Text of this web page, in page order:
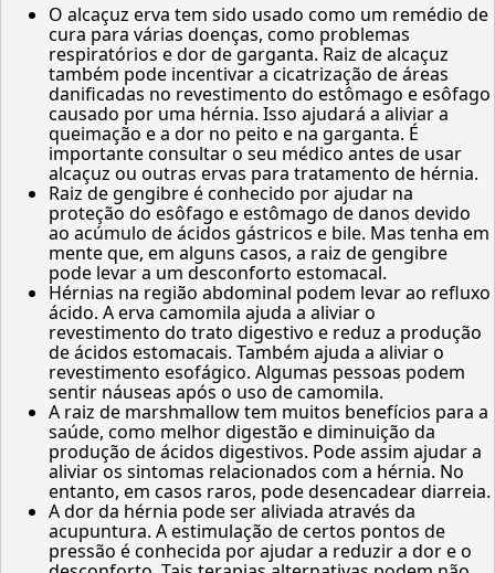
O alcaçuz erva tem sido usado como um remédio de
cura para várias doenças, como problemas
respiratórios e dor de garganta. Raiz de alcaçuz
também pode incentivar a cicatrização de áreas
danificadas no revestimento do estômago e esôfago
causado por uma hérnia. Isso ajudará a aliviar a
queimação e a dor no peito e na garganta. É
importante consultar o seu médico antes de usar
alcaçuz ou outras ervas para tratamento de hérnia.
Raiz de gengibre é conhecido por ajudar na
proteção do esôfago e estômago de danos devido
ao acúmulo de ácidos gástricos e bile. Mas tenha em
mente que, em alguns casos, a raiz de gengibre
pode levar a um desconforto estomacal.
Hérnias na região abdominal podem levar ao refluxo
ácido. A erva camomila ajuda a aliviar o
revestimento do trato digestivo e reduz a produção
de ácidos estomacais. Também ajuda a aliviar o
revestimento esofágico. Algumas pessoas podem
sentir náuseas após o uso de camomila.
A raiz de marshmallow tem muitos benefícios para a
saúde, como melhor digestão e diminuição da
produção de ácidos digestivos. Pode assim ajudar a
aliviar os sintomas relacionados com a hérnia. No
entanto, em casos raros, pode desencadear diarreia.
A dor da hérnia pode ser aliviada através da
acupuntura. A estimulação de certos pontos de
pressão é conhecida por ajudar a reduzir a dor e o